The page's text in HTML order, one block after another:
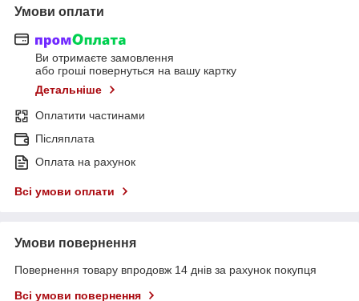
Умови оплати
Ви отримаєте замовлення
або гроші повернуться на вашу картку
Детальніше
Оплатити частинами
Післяплата
Оплата на рахунок
Всі умови оплати
Умови повернення
Повернення товару впродовж 14 днів за рахунок покупця
Всі умови повернення